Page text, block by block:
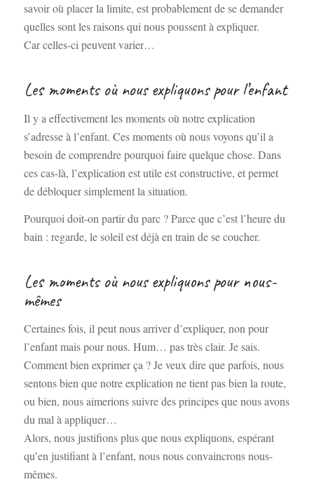
savoir où placer la limite, est probablement de se demander
quelles sont les raisons qui nous poussent à expliquer.
Car celles-ci peuvent varier…
Les moments où nous expliquons pour l’enfant
Il y a effectivement les moments où notre explication
s’adresse à l’enfant. Ces moments où nous voyons qu’il a
besoin de comprendre pourquoi faire quelque chose. Dans
ces cas-là, l’explication est utile est constructive, et permet
de débloquer simplement la situation.
Pourquoi doit-on partir du parc ? Parce que c’est l’heure du
bain : regarde, le soleil est déjà en train de se coucher.
Les moments où nous expliquons pour nous-
mêmes
Certaines fois, il peut nous arriver d’expliquer, non pour
l’enfant mais pour nous. Hum… pas très clair. Je sais.
Comment bien exprimer ça ? Je veux dire que parfois, nous
sentons bien que notre explication ne tient pas bien la route,
ou bien, nous aimerions suivre des principes que nous avons
du mal à appliquer…
Alors, nous justifions plus que nous expliquons, espérant
qu’en justifiant à l’enfant, nous nous convaincrons nous-
mêmes.